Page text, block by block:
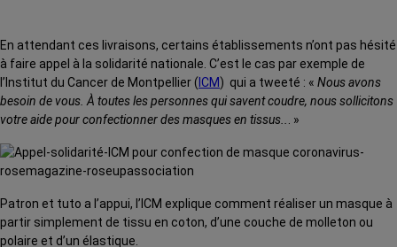
En attendant ces livraisons, certains établissements n’ont pas hésité
à faire appel à la solidarité nationale. C’est le cas par exemple de
l’Institut du Cancer de Montpellier ( ICM) qui a tweeté : « Nous avons
besoin de vous. À toutes les personnes qui savent coudre, nous sollicitons
votre aide pour confectionner des masques en tissus..
. »
Patron et tuto a l’appui, l’ICM explique comment réaliser un masque à
partir simplement de tissu en coton, d’une couche de molleton ou
polaire et d’un élastique.